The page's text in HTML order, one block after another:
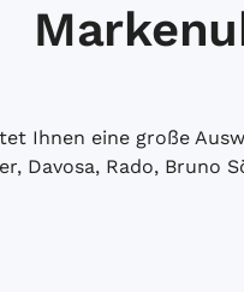
Ihnen eine große
Davosa, Rado, Bruno